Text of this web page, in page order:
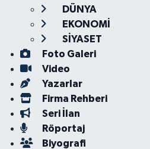
DÜNYA
EKONOMİ
SİYASET
Foto Galeri
Video
Yazarlar
Firma Rehberi
Seri İlan
Röportaj
Biyografi